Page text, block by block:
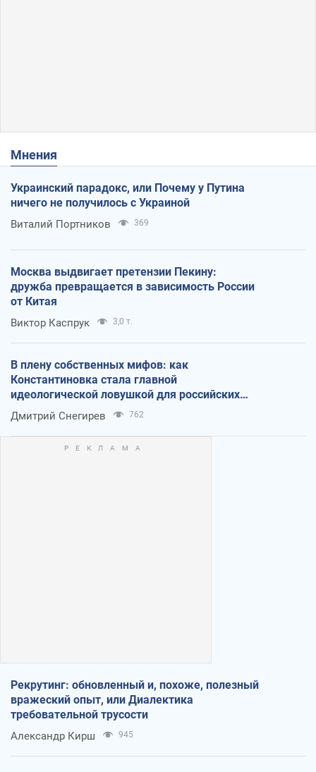
Мнения
Украинский парадокс, или Почему у Путина
ничего не получилось с Украиной
Виталий Портников 369
Москва выдвигает претензии Пекину:
дружба превращается в зависимость России
от Китая
Виктор Каспрук 3,0 т.
В плену собственных мифов: как
Константиновка стала главной
идеологической ловушкой для российских
оккупантов
Дмитрий Снегирев 762
Рекрутинг: обновленный и, похоже, полезный
вражеский опыт, или Диалектика
требовательной трусости
Александр Кирш 945